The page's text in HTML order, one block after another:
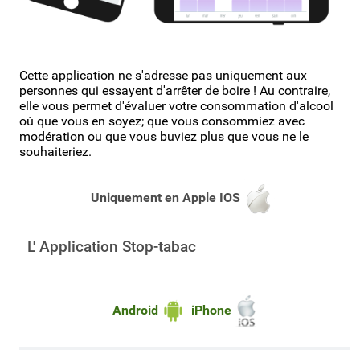
Cette application ne s'adresse pas uniquement aux
personnes qui essayent d'arrêter de boire ! Au contraire,
elle vous permet d'évaluer votre consommation d'alcool
où que vous en soyez; que vous consommiez avec
modération ou que vous buviez plus que vous ne le
souhaiteriez.
Uniquement en Apple IOS
L' Application Stop-tabac
Android iPhone